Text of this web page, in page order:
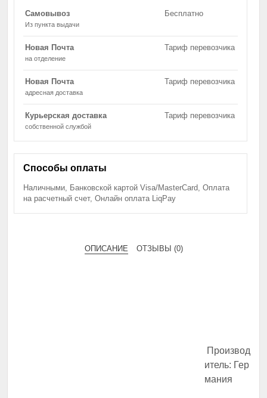
Самовывоз
Из пункта выдачи
Бесплатно
Новая Почта
на отделение
Тариф перевозчика
Новая Почта
адресная доставка
Тариф перевозчика
Курьерская доставка
собственной службой
Тариф перевозчика
Способы оплаты
Наличными, Банковской картой Visa/MasterCard, Оплата
на расчетный счет, Онлайн оплата LiqPay
ОПИСАНИЕ ОТЗЫВЫ (0)
Производ
итель: Гер
мания